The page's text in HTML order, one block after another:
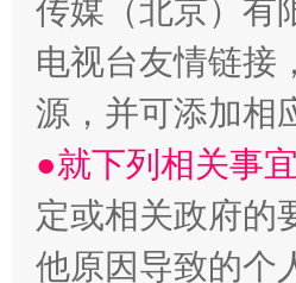
传媒（北京）有
电视台友情链接
源，并可添加相
●就下列相关事
定或相关政府的
他原因导致的个